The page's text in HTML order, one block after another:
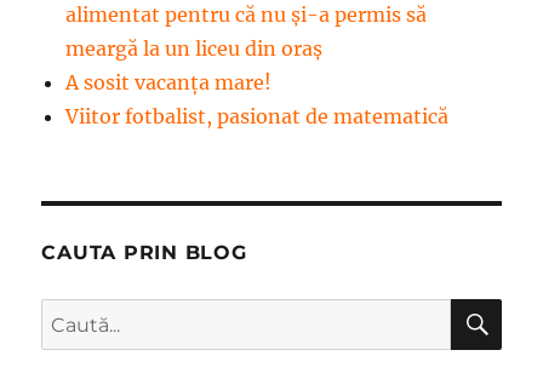
alimentat pentru că nu și-a permis să
meargă la un liceu din oraș
A sosit vacanța mare!
Viitor fotbalist, pasionat de matematică
CAUTA PRIN BLOG
Caută
după: